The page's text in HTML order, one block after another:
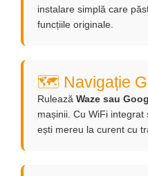
Navigatii Iveco
Navigatie universala
Playere auto
Navigatii 2 DIN
Navigatii 1 DIN
instalare simplă care
funcțiile originale.
🗺️ Navigație
Rulează Waze sau
mașinii. Cu WiFi integrat
ești mereu la curent cu